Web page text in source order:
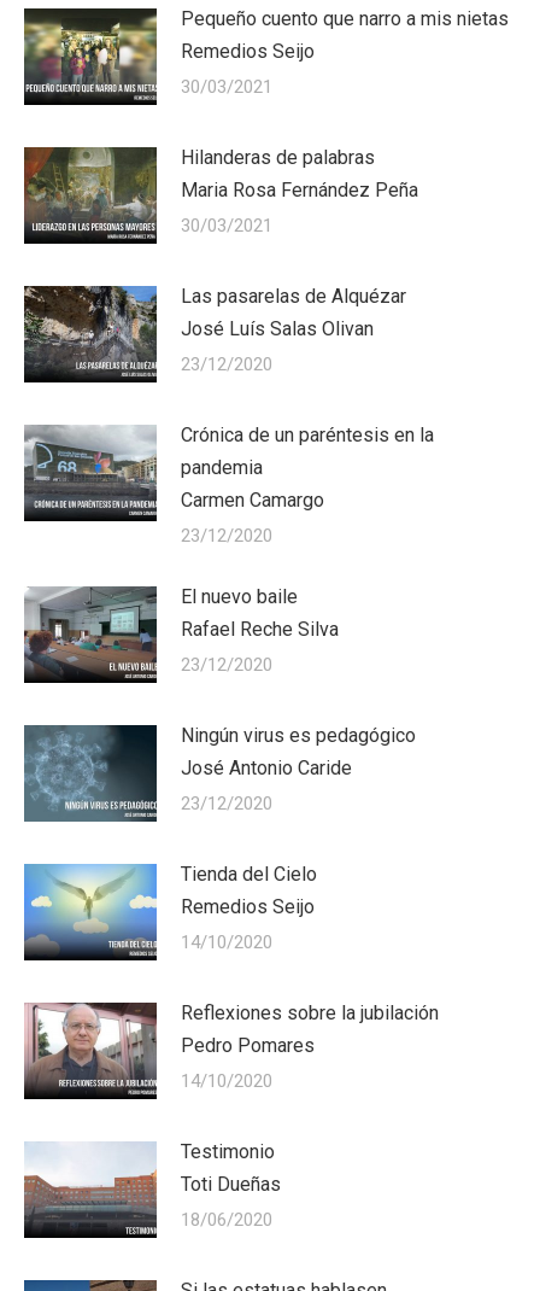
Pequeño cuento que narro a mis nietas
Remedios Seijo
30/03/2021
Hilanderas de palabras
Maria Rosa Fernández Peña
30/03/2021
Las pasarelas de Alquézar
José Luís Salas Olivan
23/12/2020
Crónica de un paréntesis en la
pandemia
Carmen Camargo
23/12/2020
El nuevo baile
Rafael Reche Silva
23/12/2020
Ningún virus es pedagógico
José Antonio Caride
23/12/2020
Tienda del Cielo
Remedios Seijo
14/10/2020
Reflexiones sobre la jubilación
Pedro Pomares
14/10/2020
Testimonio
Toti Dueñas
18/06/2020